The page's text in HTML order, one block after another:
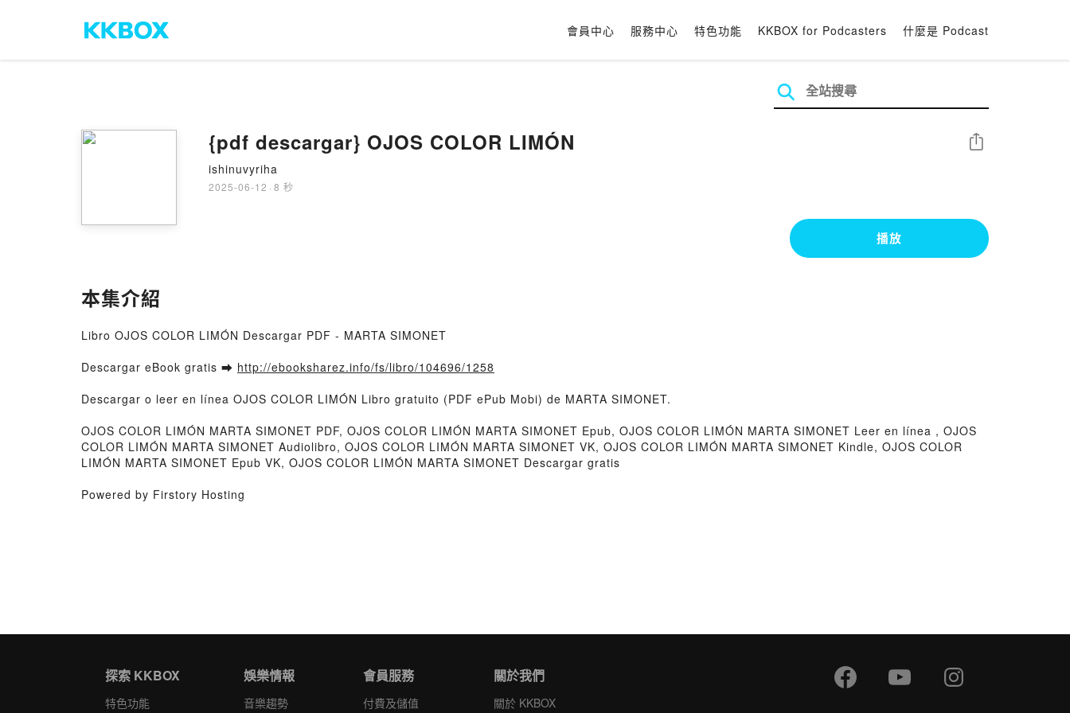
會員中心 服務中心 特色功能 KKBOX for Podcasters 什麼是 Podcast
{pdf descargar} OJOS COLOR LIMÓN
ishinuvyriha
2025-06-12 · 8 秒
分享
播放
本集介紹
Libro OJOS COLOR LIMÓN Descargar PDF - MARTA SIMONET
Descargar eBook gratis ➡ http://ebooksharez.info/fs/libro/104696/1258
Descargar o leer en línea OJOS COLOR LIMÓN Libro gratuito (PDF ePub Mobi) de MARTA SIMONET.
OJOS COLOR LIMÓN MARTA SIMONET PDF, OJOS COLOR LIMÓN MARTA SIMONET Epub, OJOS COLOR LIMÓN MARTA SIMONET Leer en línea , OJOS
COLOR LIMÓN MARTA SIMONET Audiolibro, OJOS COLOR LIMÓN MARTA SIMONET VK, OJOS COLOR LIMÓN MARTA SIMONET Kindle, OJOS COLOR
LIMÓN MARTA SIMONET Epub VK, OJOS COLOR LIMÓN MARTA SIMONET Descargar gratis
Powered by Firstory Hosting
探索 KKBOX
特色功能
娛樂情報
音樂趨勢
會員服務
付費及儲值
關於我們
關於 KKBOX